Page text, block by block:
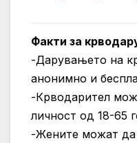
Факти за
-Дарувањето на
анонимно и
-Крводарител
личност од 18-65
-Жените можат да